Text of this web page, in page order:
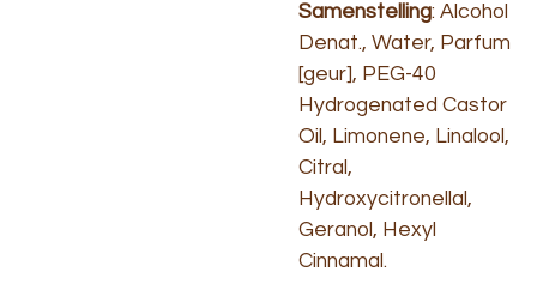
Samenstelling: Alcohol
Denat., Water, Parfum
[geur], PEG-40
Hydrogenated Castor
Oil, Limonene, Linalool,
Citral,
Hydroxycitronellal,
Geranol, Hexyl
Cinnamal.